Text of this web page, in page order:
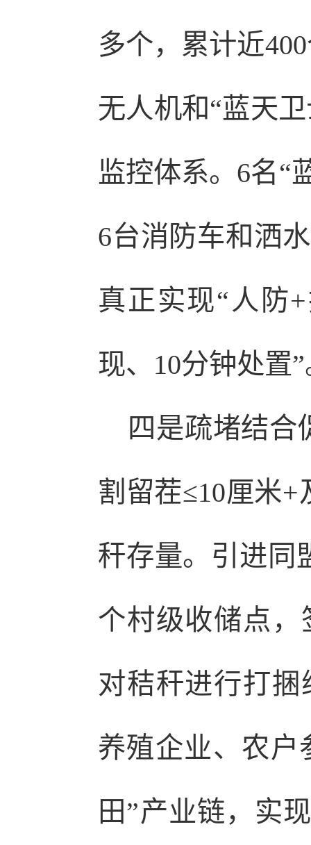
多个，累计近
无人机和“蓝天
监控体系。6名“
6台消防车和洒
真正实现“人防
现、10分钟处置
四是疏堵结合
割留茬≤10厘米
秆存量。引进同
个村级收储点
对秸秆进行打
养殖企业、农户
田”产业链，实